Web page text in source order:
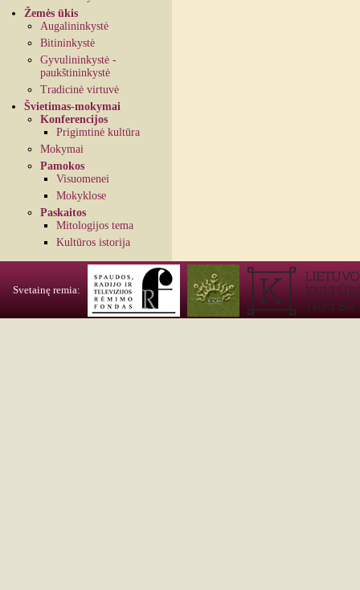
Žemės ūkis
Augalininkystė
Bitininkystė
Gyvulininkystė -
paukštininkystė
Tradicinė virtuvė
Švietimas-mokymai
Konferencijos
Prigimtinė kultūra
Mokymai
Pamokos
Visuomenei
Mokyklose
Paskaitos
Mitologijos tema
Kultūros istorija
Svetainę remia: